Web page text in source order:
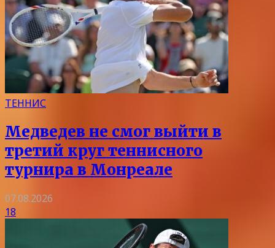
ТЕННИС
Медведев не смог выйти в
третий круг теннисного
турнира в Монреале
07.08.2026
18